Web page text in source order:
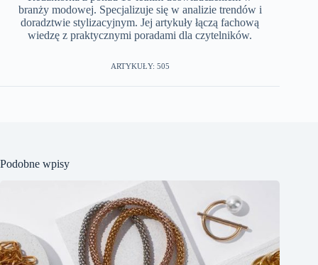
branży modowej. Specjalizuje się w analizie trendów i
doradztwie stylizacyjnym. Jej artykuły łączą fachową
wiedzę z praktycznymi poradami dla czytelników.
ARTYKUŁY: 505
Podobne wpisy